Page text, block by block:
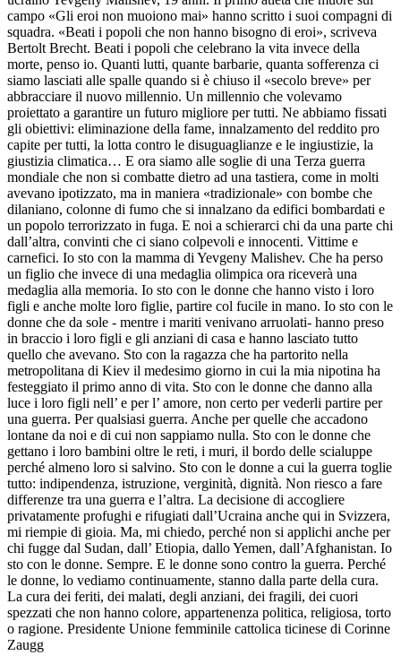
campo «Gli eroi non muoiono mai» hanno scritto i suoi compagni di
squadra. «Beati i popoli che non hanno bisogno di eroi», scriveva
Bertolt Brecht. Beati i popoli che celebrano la vita invece della
morte, penso io. Quanti lutti, quante barbarie, quanta sofferenza ci
siamo lasciati alle spalle quando si è chiuso il «secolo breve» per
abbracciare il nuovo millennio. Un millennio che volevamo
proiettato a garantire un futuro migliore per tutti. Ne abbiamo fissati
gli obiettivi: eliminazione della fame, innalzamento del reddito pro
capite per tutti, la lotta contro le disuguaglianze e le ingiustizie, la
giustizia climatica… E ora siamo alle soglie di una Terza guerra
mondiale che non si combatte dietro ad una tastiera, come in molti
avevano ipotizzato, ma in maniera «tradizionale» con bombe che
dilaniano, colonne di fumo che si innalzano da edifici bombardati e
un popolo terrorizzato in fuga. E noi a schierarci chi da una parte chi
dall’altra, convinti che ci siano colpevoli e innocenti. Vittime e
carnefici. Io sto con la mamma di Yevgeny Malishev. Che ha perso
un figlio che invece di una medaglia olimpica ora riceverà una
medaglia alla memoria. Io sto con le donne che hanno visto i loro
figli e anche molte loro figlie, partire col fucile in mano. Io sto con le
donne che da sole - mentre i mariti venivano arruolati- hanno preso
in braccio i loro figli e gli anziani di casa e hanno lasciato tutto
quello che avevano. Sto con la ragazza che ha partorito nella
metropolitana di Kiev il medesimo giorno in cui la mia nipotina ha
festeggiato il primo anno di vita. Sto con le donne che danno alla
luce i loro figli nell’ e per l’ amore, non certo per vederli partire per
una guerra. Per qualsiasi guerra. Anche per quelle che accadono
lontane da noi e di cui non sappiamo nulla. Sto con le donne che
gettano i loro bambini oltre le reti, i muri, il bordo delle scialuppe
perché almeno loro si salvino. Sto con le donne a cui la guerra toglie
tutto: indipendenza, istruzione, verginità, dignità. Non riesco a fare
differenze tra una guerra e l’altra. La decisione di accogliere
privatamente profughi e rifugiati dall’Ucraina anche qui in Svizzera,
mi riempie di gioia. Ma, mi chiedo, perché non si applichi anche per
chi fugge dal Sudan, dall’ Etiopia, dallo Yemen, dall’Afghanistan. Io
sto con le donne. Sempre. E le donne sono contro la guerra. Perché
le donne, lo vediamo continuamente, stanno dalla parte della cura.
La cura dei feriti, dei malati, degli anziani, dei fragili, dei cuori
spezzati che non hanno colore, appartenenza politica, religiosa, torto
o ragione. Presidente Unione femminile cattolica ticinese di Corinne
Zaugg